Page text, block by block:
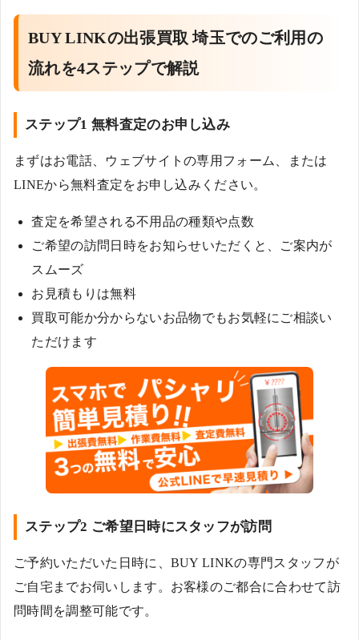
BUY LINKの出張買取 埼玉でのご利用の
流れを4ステップで解説
ステップ1 無料査定のお申し込み
まずはお電話、ウェブサイトの専用フォーム、または
LINEから無料査定をお申し込みください。
査定を希望される不用品の種類や点数
ご希望の訪問日時をお知らせいただくと、ご案内が
スムーズ
お見積もりは無料
買取可能か分からないお品物でもお気軽にご相談い
ただけます
ステップ2 ご希望日時にスタッフが訪問
ご予約いただいた日時に、BUY LINKの専門スタッフが
ご自宅までお伺いします。お客様のご都合に合わせて訪
問時間を調整可能です。